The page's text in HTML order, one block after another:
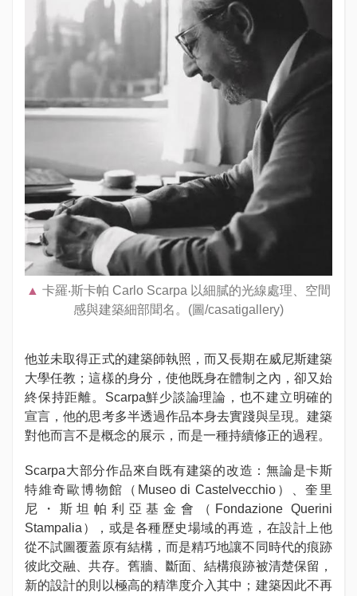
卡羅‧斯卡帕 Carlo Scarpa 以細膩的光線處理、空間
感與建築細部聞名。(圖/casatigallery)
他並未取得正式的建築師執照，而又長期在威尼斯建築
大學任教；這樣的身分，使他既身在體制之內，卻又始
終保持距離。Scarpa鮮少談論理論，也不建立明確的
宣言，他的思考多半透過作品本身去實踐與呈現。建築
對他而言不是概念的展示，而是一種持續修正的過程。
Scarpa大部分作品來自既有建築的改造：無論是卡斯
特維奇歐博物館（Museo di Castelvecchio）、奎里
尼・斯坦帕利亞基金會（Fondazione Querini
Stampalia），或是各種歷史場域的再造，在設計上他
從不試圖覆蓋原有結構，而是精巧地讓不同時代的痕跡
彼此交融、共存。舊牆、斷面、結構痕跡被清楚保留，
新的設計的則以極高的精準度介入其中；建築因此不再